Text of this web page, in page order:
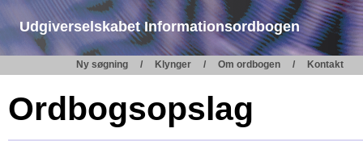
Udgiverselskabet Informationsordbogen
Ny søgning Klynger Om ordbogen Kontakt
Ordbogsopslag